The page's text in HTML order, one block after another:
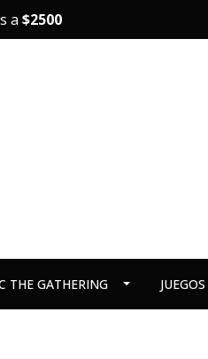
a $2500
THE GATHERING